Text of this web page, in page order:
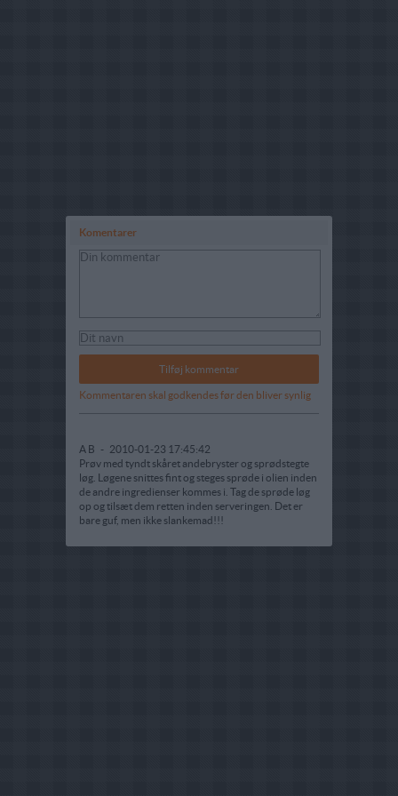
Komentarer
Kommentaren skal godkendes før den bliver synlig
A B - 2010-01-23 17:45:42
Prøv med tyndt skåret andebryster og sprødstegte
løg. Løgene snittes fint og steges sprøde i olien inden
de andre ingredienser kommes i. Tag de sprøde løg
op og tilsæt dem retten inden serveringen. Det er
bare guf, men ikke slankemad!!!